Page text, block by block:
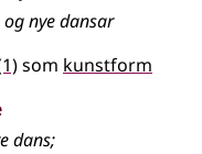
nye dansar
som kunstform
dans;